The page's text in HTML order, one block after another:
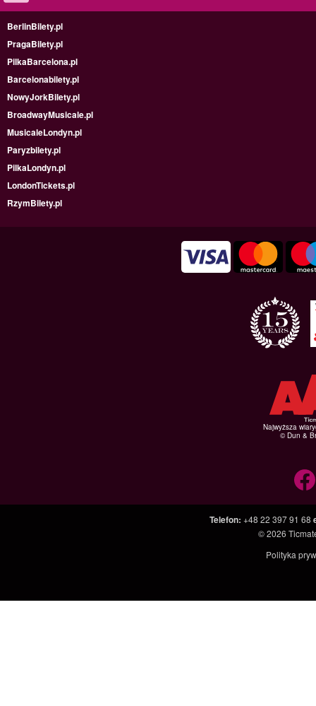
BerlinBilety.pl
PragaBilety.pl
PilkaBarcelona.pl
Barcelonabilety.pl
NowyJorkBilety.pl
BroadwayMusicale.pl
MusicaleLondyn.pl
Paryzbilety.pl
PilkaLondyn.pl
LondonTickets.pl
RzymBilety.pl
Najwyższa
© Dun &
Telefon: +48 22 397 91 68
© 2026
Polityka